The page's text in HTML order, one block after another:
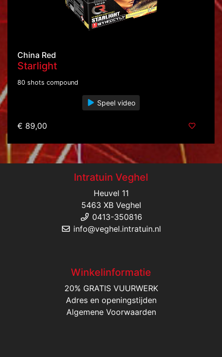
China Red
Starlight
80 shots compound
Speel video
€ 89,00
Intratuin Veghel
Heuvel 11
5463 XB Veghel
0413-350816
info@veghel.intratuin.nl
Winkelinformatie
20% GRATIS VUURWERK
Adres en openingstijden
Algemene Voorwaarden